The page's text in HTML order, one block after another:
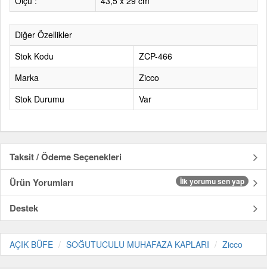
Diğer Özellikler
Stok Kodu
ZCP-466
Marka
Zicco
Stok Durumu
Var
Taksit / Ödeme Seçenekleri
Ürün Yorumları
İlk yorumu sen yap
Destek
AÇIK BÜFE SOĞUTUCULU MUHAFAZA KAPLARI Zicco